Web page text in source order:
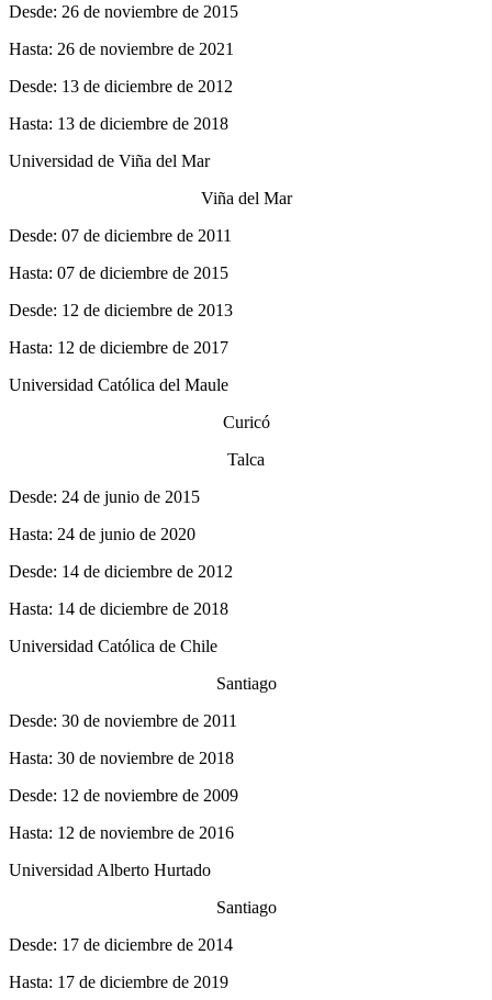
Desde: 26 de noviembre de 2015
Hasta: 26 de noviembre de 2021
Desde: 13 de diciembre de 2012
Hasta: 13 de diciembre de 2018
Universidad de Viña del Mar
Viña del Mar
Desde: 07 de diciembre de 2011
Hasta: 07 de diciembre de 2015
Desde: 12 de diciembre de 2013
Hasta: 12 de diciembre de 2017
Universidad Católica del Maule
Curicó
Talca
Desde: 24 de junio de 2015
Hasta: 24 de junio de 2020
Desde: 14 de diciembre de 2012
Hasta: 14 de diciembre de 2018
Universidad Católica de Chile
Santiago
Desde: 30 de noviembre de 2011
Hasta: 30 de noviembre de 2018
Desde: 12 de noviembre de 2009
Hasta: 12 de noviembre de 2016
Universidad Alberto Hurtado
Santiago
Desde: 17 de diciembre de 2014
Hasta: 17 de diciembre de 2019